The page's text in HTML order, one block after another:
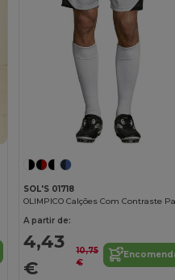
SOL'S 01718
A partir de:
4,43
€
10,75
€